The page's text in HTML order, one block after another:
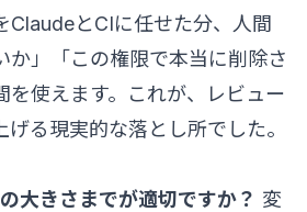
ClaudeとCIに任せた分、人間
か」「この権限で本当に削除さ
を使えます。これが、レビュー
る現実的な落とし所でした。
大きさまでが適切ですか？ 変